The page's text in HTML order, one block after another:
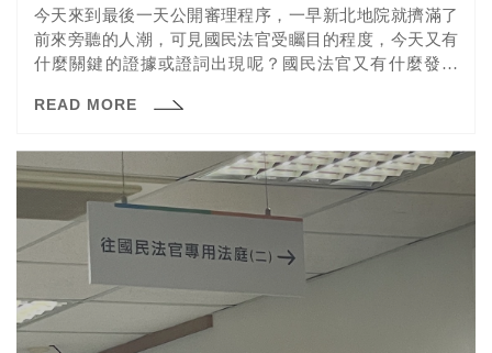
今天來到最後一天公開審理程序，一早新北地院就擠滿了
前來旁聽的人潮，可見國民法官受矚目的程度，今天又有
什麼關鍵的證據或證詞出現呢？國民法官又有什麼發言
READ MORE